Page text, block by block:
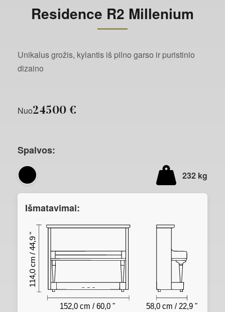
Residence R2 Millenium
Unikalus grožis, kylantis iš pilno garso ir puristinio
dizaino
Nuo24500 €
Spalvos:
232 kg
Išmatavimai:
152,0 cm / 60,0 " 58,0 cm / 22,9 "
114,0 cm / 44,9 "